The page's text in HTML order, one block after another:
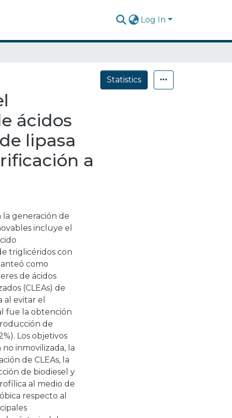
Log In
ácidos
lipasa
a
Statistics
la generación de
incluye el
triglicéridos con
como
de ácidos
(CLEAs) de
al evitar el
fue la obtención
de
Los objetivos
inmovilizada, la
de CLEAs, la
de biodiesel y
al medio de
respecto al